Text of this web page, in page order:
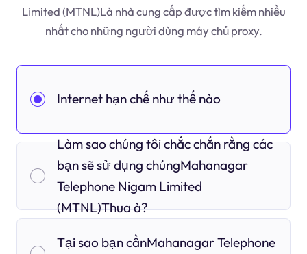
Limited (MTNL)Là nhà cung cấp được tìm kiếm nhiều
nhất cho những người dùng máy chủ proxy.
Internet hạn chế như thế nào
Làm sao chúng tôi chắc chắn rằng các
bạn sẽ sử dụng chúngMahanagar
Telephone Nigam Limited
(MTNL)Thua à?
Tại sao bạn cầnMahanagar Telephone